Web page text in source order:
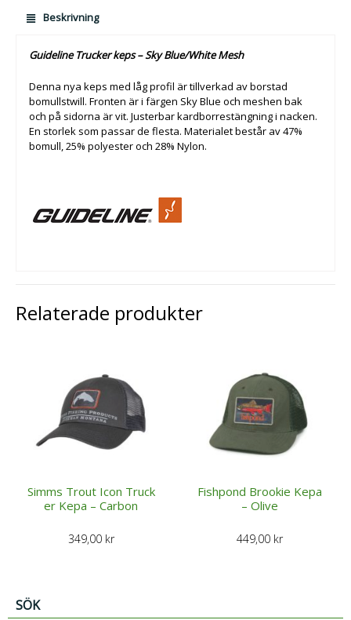
Beskrivning
Guideline Trucker keps – Sky Blue/White Mesh
Denna nya keps med låg profil är tillverkad av borstad
bomullstwill. Fronten är i färgen Sky Blue och meshen bak
och på sidorna är vit. Justerbar kardborrestängning i nacken.
En storlek som passar de flesta. Materialet består av 47%
bomull, 25% polyester och 28% Nylon.
Relaterade produkter
Simms Trout Icon Truck
er Kepa – Carbon
349,00 kr
Fishpond Brookie Kepa
– Olive
449,00 kr
SÖK